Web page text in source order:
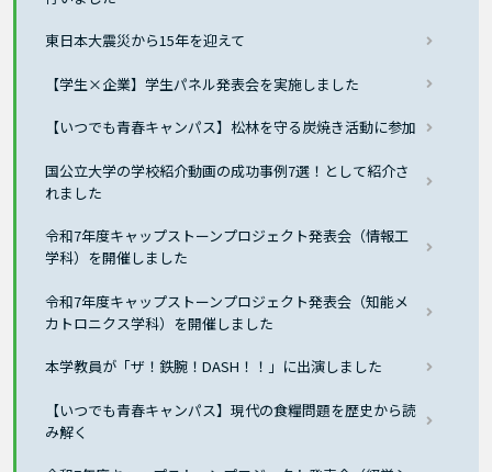
東日本大震災から15年を迎えて
【学生×企業】学生パネル発表会を実施しました
【いつでも青春キャンパス】松林を守る炭焼き活動に参加
国公立大学の学校紹介動画の成功事例7選！として紹介さ
れました
令和7年度キャップストーンプロジェクト発表会（情報工
学科）を開催しました
令和7年度キャップストーンプロジェクト発表会（知能メ
カトロニクス学科）を開催しました
本学教員が「ザ！鉄腕！DASH！！」に出演しました
【いつでも青春キャンパス】現代の食糧問題を歴史から読
み解く